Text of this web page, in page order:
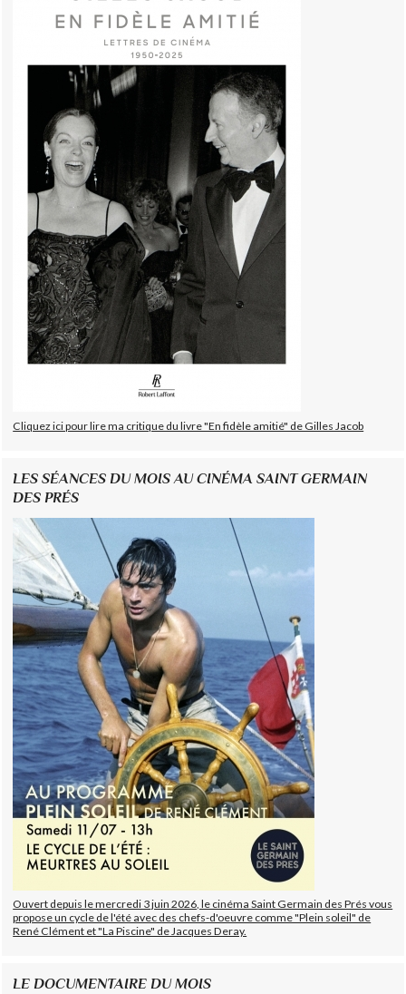
Cliquez ici pour lire ma critique du livre "En fidèle amitié" de Gilles Jacob
LES SÉANCES DU MOIS AU CINÉMA SAINT GERMAIN
DES PRÉS
Ouvert depuis le mercredi 3 juin 2026, le cinéma Saint Germain des Prés vous
propose un cycle de l'été avec des chefs-d'oeuvre comme "Plein soleil" de
René Clément et "La Piscine" de Jacques Deray.
LE DOCUMENTAIRE DU MOIS